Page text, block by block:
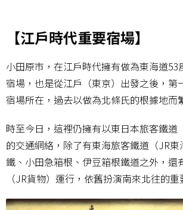
【江戶時代重要宿場】
小田原市，在江戶時代擁有做為東海道53
宿場，也是從江戶（東京）出發之後，第
宿場所在，過去以做為北條氏的根據地而
時至今日，這裡仍擁有以東日本旅客鐵道
的交通網絡，除了有東海旅客鐵道（JR
鐵、小田急箱根、伊豆箱根鐵道之外，還
（JR貨物）運行，依舊扮演南來北往的重